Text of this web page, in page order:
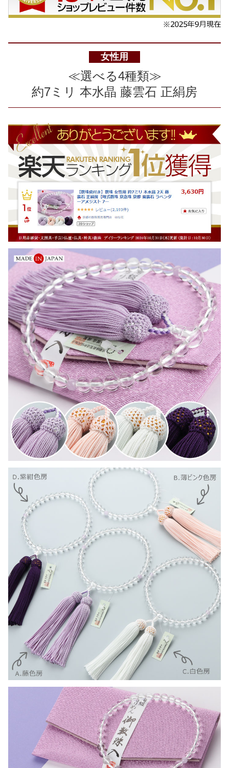
女性用
≪選べる4種類≫
約7ミリ 本水晶 藤雲石 正絹房